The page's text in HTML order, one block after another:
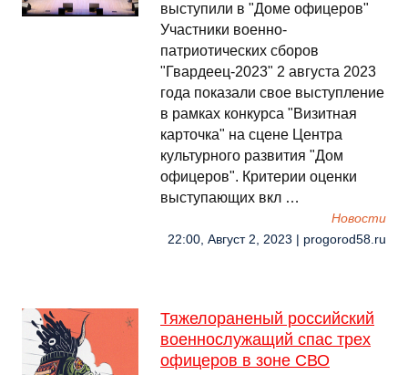
выступили в "Доме офицеров"
Участники военно-
патриотических сборов
"Гвардеец-2023" 2 августа 2023
года показали свое выступление
в рамках конкурса "Визитная
карточка" на сцене Центра
культурного развития "Дом
офицеров". Критерии оценки
выступающих вкл …
Новости
22:00, Август 2, 2023 | progorod58.ru
Тяжелораненый российский
военнослужащий спас трех
офицеров в зоне СВО